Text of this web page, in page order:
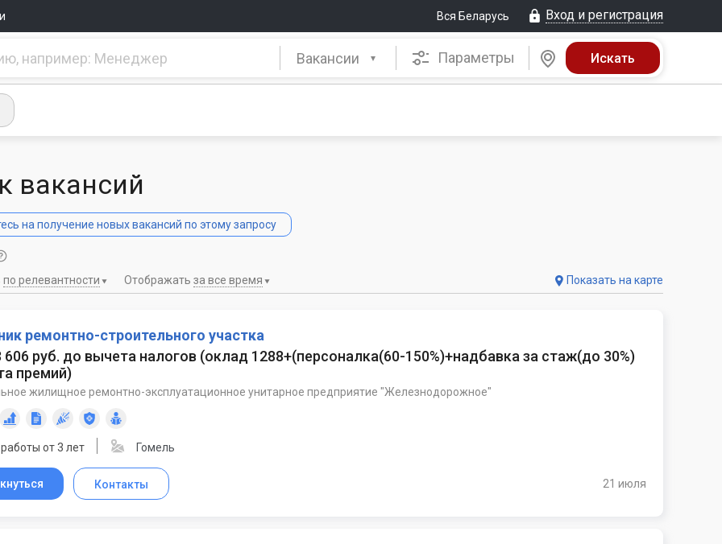
Вся Беларусь Вход и регистрация
Вакансии Параметры
вакансий
на получение новых вакансий по этому запросу
Показать на карте
по релевантности Отображать за все время
ремонтно-строительного участка
606 руб. до вычета налогов (оклад 1288+(персоналка(60-150%)+надбавка за стаж(до 30%)
премий)
жилищное ремонтно-эксплуатационное унитарное предприятие "Железнодорожное"
от 3 лет Гомель
Контакты 21 июля